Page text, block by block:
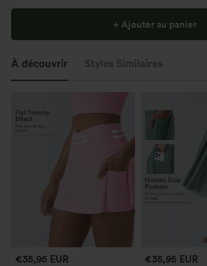
+ Ajouter au panier
À découvrir Styles Similaires
€35,95 EUR €35,95 EUR